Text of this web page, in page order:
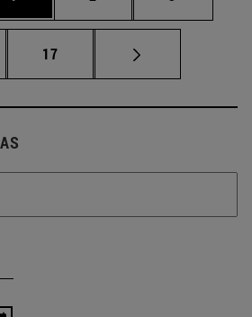
intermedias Use TAB para
Página
17